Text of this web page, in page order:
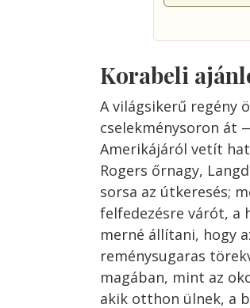
Korabeli
A világsikerű regény
cselekménysoron át
Amerikájáról vetít
Rogers őrnagy,
sorsa az útkeresés;
felfedezésre várót, a
merné állítani, hogy
reménysugaras
magában, mint az
akik otthon ülnek, a